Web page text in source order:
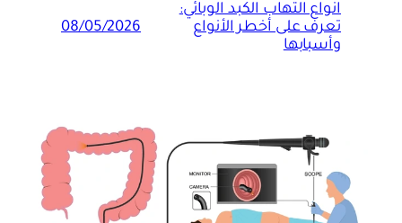
انواع التهاب الكبد الوبائي:
تعرف على أخطر الأنواع
وأسبابها
08/05/2026